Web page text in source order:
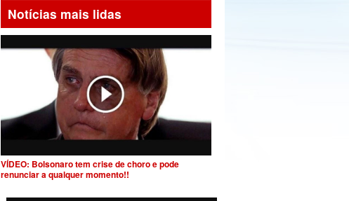
Notícias mais lidas
VÍDEO: Bolsonaro tem crise de choro e pode
renunciar a qualquer momento!!